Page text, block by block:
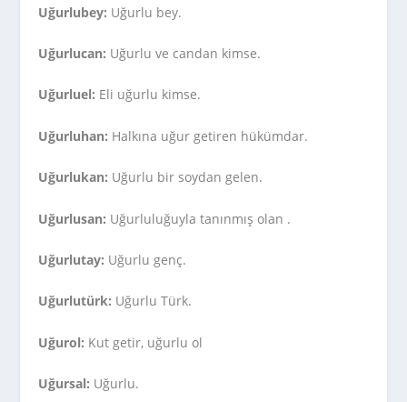
Uğurlubey: Uğurlu bey.
Uğurlucan: Uğurlu ve candan kimse.
Uğurluel: Eli uğurlu kimse.
Uğurluhan: Halkına uğur getiren hükümdar.
Uğurlukan: Uğurlu bir soydan gelen.
Uğurlusan: Uğurluluğuyla tanınmış olan .
Uğurlutay: Uğurlu genç.
Uğurlutürk: Uğurlu Türk.
Uğurol: Kut getir, uğurlu ol
Uğursal: Uğurlu.